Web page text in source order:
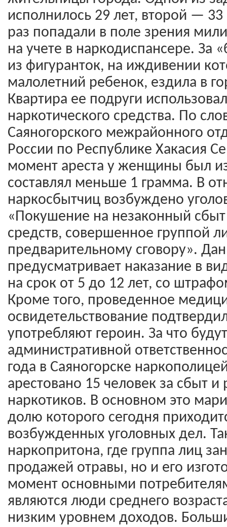
исполнилось 29 лет, второй —
раз попадали в поле зрения
на учете в наркодиспансере. За
из фигуранток, на иждивении
малолетний ребенок, ездила в
Квартира ее подруги
наркотического средства. По
Саяногорского межрайонного
России по Республике Хакасия
момент ареста у женщины был
составлял меньше 1 грамма. В
наркосбытчиц возбуждено
«Покушение на незаконный сбыт
средств, совершенное группой
предварительному сговору».
предусматривает наказание в
на срок от 5 до 12 лет, со
Кроме того, проведенное
освидетельствование
употребляют героин. За что
административной
года в Саяногорске
арестовано 15 человек за сбыт и
наркотиков. В основном это
долю которого сегодня
возбужденных уголовных дел.
наркопритона, где группа лиц
продажей отравы, но и его
момент основными
являются люди среднего
низким уровнем доходов.